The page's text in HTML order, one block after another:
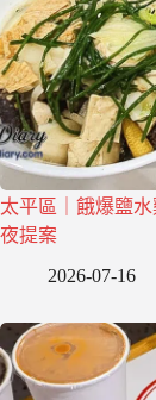
太平區｜餓爆鹽
夜提案
2026-07-16